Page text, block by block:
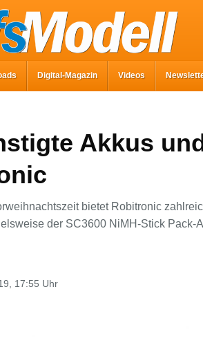
Digital-Magazin Videos
Akkus
bietet Robitronic
der SC3600 NiMH-Stick Pack-
17:55 Uhr